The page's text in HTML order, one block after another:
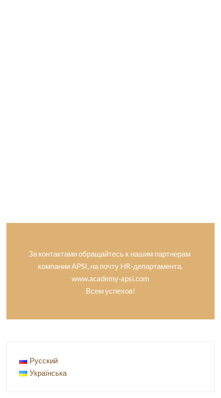
За контактами обращайтесь к нашим партнерам
компании APSI, на почту HR-департамента.
www.academy-apsi.com
Всем успехов!
Русский
Українська